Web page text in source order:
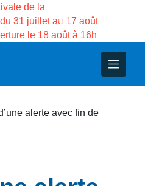
de la
31 juillet au 17 août
le 18 août à 16h
alerte avec fin de